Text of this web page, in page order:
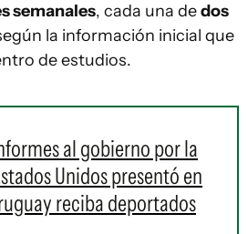
semanales, cada una dedos
la información inicial que
de estudios.
al gobierno por la
Unidos presentó en
reciba deportados